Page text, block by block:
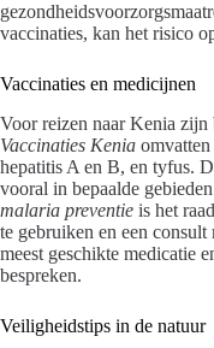
vaccinaties, kan het risico
Vaccinaties en medicijnen
Voor reizen naar Kenia zijn
Vaccinaties Kenia
hepatitis A en B, en tyfus.
vooral in bepaalde
malaria preventie is het
te gebruiken en een consult
meest geschikte medicatie
bespreken.
Veiligheidstips in de natuur